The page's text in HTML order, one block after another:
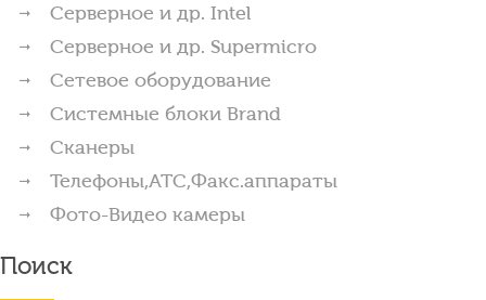
Серверное и др. Intel
Серверное и др. Supermicro
Сетевое оборудование
Системные блоки Brand
Сканеры
Телефоны,АТС,Факс.аппараты
Фото-Видео камеры
Поиск